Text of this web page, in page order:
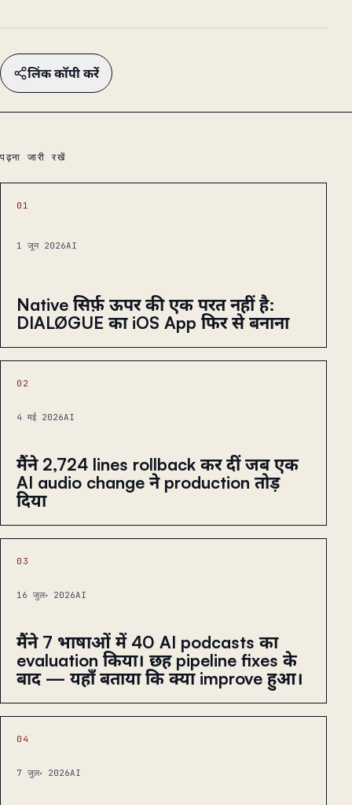
लिंक कॉपी करें
पढ़ना जारी रखें
01
1 जून 2026AI
Native सिर्फ़ ऊपर की एक परत नहीं है:
DIALØGUE का iOS App फिर से बनाना
02
4 मई 2026AI
मैंने 2,724 lines rollback कर दीं जब एक
AI audio change ने production तोड़
दिया
03
16 जुल॰ 2026AI
मैंने 7 भाषाओं में 40 AI podcasts का
evaluation किया। छह pipeline fixes के
बाद — यहाँ बताया कि क्या improve हुआ।
04
7 जुल॰ 2026AI